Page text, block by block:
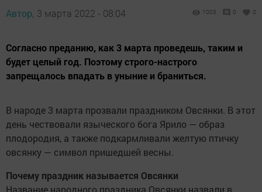
Автор, 3 марта 2022 - 08:04 1003 0 0
Согласно преданию, как 3 марта проведешь, таким и
будет целый год. Поэтому строго-настрого
запрещалось впадать в уныние и браниться.
В народе 3 марта прозвали праздником Овсянки. В этот
день чествовали языческого бога Ярило — образ
плодородия, а также подкармливали желтую птичку
овсянку — символ пришедшей весны.
Почему праздник называется Овсянки
Название народного праздника Овсянки назвали в